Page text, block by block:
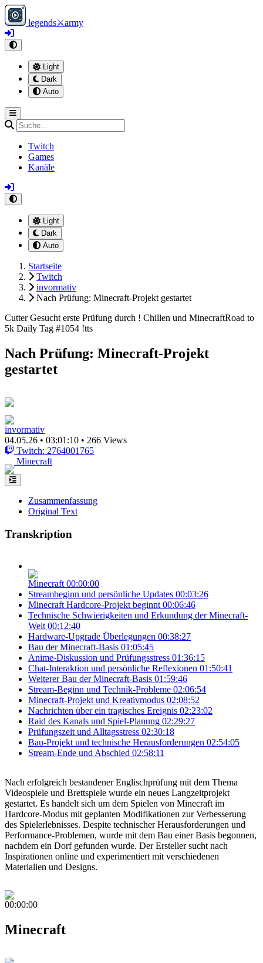
legends⚔army
Light
Dark
Auto
Twitch
Games
Kanäle
Light
Dark
Auto
Startseite
Twitch
invormativ
Nach Prüfung: Minecraft-Projekt gestartet
Cutter Gesucht erste Prüfung durch ! Chillen und MinecraftRoad to
5k Daily Tag #1054 !tts
Nach Prüfung: Minecraft-Projekt
gestartet
invormativ
04.05.26 • 03:01:10 • 266 Views
Twitch: 2764001765
Minecraft
Zusammenfassung
Original Text
Transkription
Minecraft 00:00:00
Streambeginn und persönliche Updates 00:03:26
Minecraft Hardcore-Projekt beginnt 00:06:46
Technische Schwierigkeiten und Erkundung der Minecraft-
Welt 00:12:40
Hardware-Upgrade Überlegungen 00:38:27
Bau der Minecraft-Basis 01:05:45
Anime-Diskussion und Prüfungsstress 01:36:15
Chat-Interaktion und persönliche Reflexionen 01:50:41
Weiterer Bau der Minecraft-Basis 01:59:46
Stream-Beginn und Technik-Probleme 02:06:54
Minecraft-Projekt und Kreativmodus 02:08:52
Nachrichten über ein tragisches Ereignis 02:23:02
Raid des Kanals und Spiel-Planung 02:29:27
Prüfungszeit und Alltagsstress 02:30:18
Bau-Projekt und technische Herausforderungen 02:54:05
Stream-Ende und Abschied 02:58:11
Nach erfolgreich bestandener Englischprüfung mit dem Thema
Videospiele und Brettspiele wurde ein neues Langzeitprojekt
gestartet. Es handelt sich um dem Spielen von Minecraft im
Hardcore-Modus mit geplanten Modifikationen zur Verbesserung
des Spielerlebnisses. Despite technischer Herausforderungen und
Performance-Problemen, wurde mit dem Bau einer Basis begonnen,
nachdem ein Dorf gefunden wurde. Der Ersteller sucht nach
Inspirationen online und experimentiert mit verschiedenen
Materialien und Designs.
00:00:00
Minecraft